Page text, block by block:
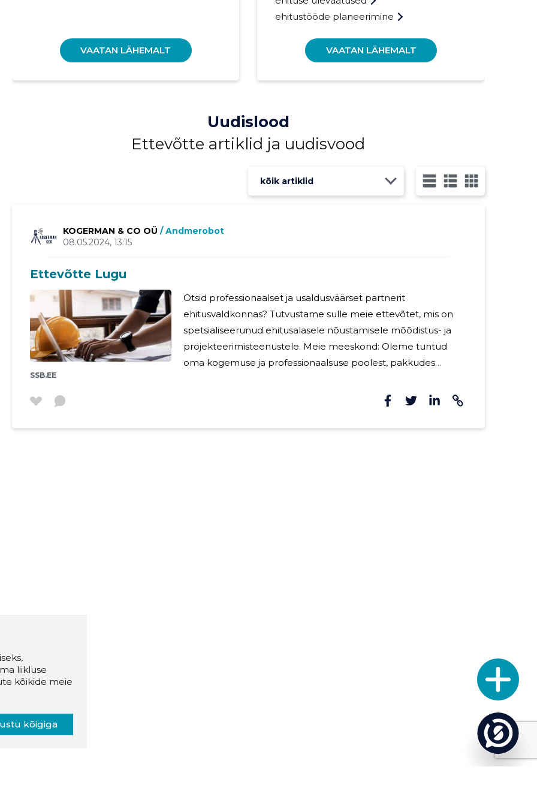
VAATAN LÄHEMALT
ehitustööde planeerimine
VAATAN LÄHEMALT
Uudislood
Ettevõtte artiklid ja uudisvood
kõik artiklid
KOGERMAN & CO OÜ / Andmerobot
08.05.2024, 13:15
Ettevõtte Lugu
SSB.EE
Otsid professionaalset ja usaldusväärset partnerit
ehitusvaldkonnas? Tutvustame sulle meie ettevõtet, mis on
spetsialiseerunud ehitusalasele nõustamisele mõõdistus- ja
projekteerimisteenustele. Meie meeskond: Oleme tuntud
oma kogemuse ja professionaalsuse poolest, pakkudes
tegevjuhil, Mihkel Kogermanil, on pikaajaline kogemus ning ta
koostamine ja erinevad projektimuudatused on alati täpsed
liikluse
kõikide meie
kõigiga